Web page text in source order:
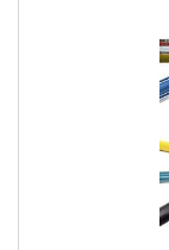
satisfação da
qualidade.Ainda
na essência
produtos e
pontos
empresas que
outros
sempre ser
segmento. Esse